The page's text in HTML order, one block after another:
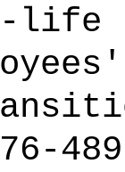
life